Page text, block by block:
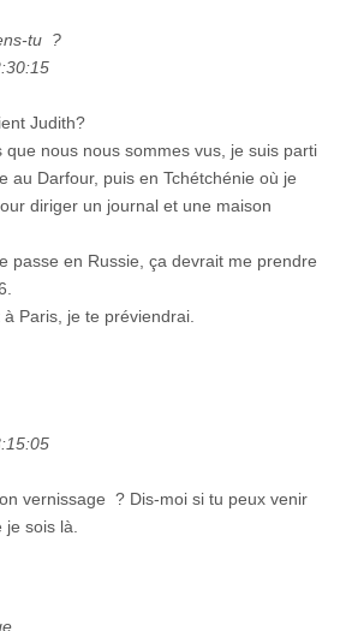
tu ?
Judith?
que nous nous sommes vus, je suis parti
au Darfour, puis en Tchétchénie où je
diriger un journal et une maison
passe en Russie, ça devrait me prendre
Paris, je te préviendrai.
vernissage ? Dis-moi si tu peux venir
sois là.